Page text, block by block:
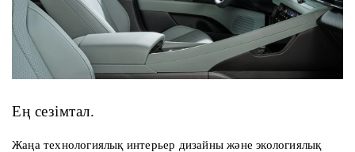
Ең сезімтал.
Жаңа технологиялық интерьер дизайны және экологиялық